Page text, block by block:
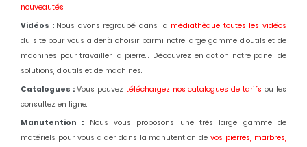
nouveautés .
Vidéos : Nous avons regroupé dans la médiathèque toutes les vidéos
du site pour vous aider à choisir parmi notre large gamme d'outils et de
machines pour travailler la pierre... Découvrez en action notre panel de
solutions, d'outils et de machines.
Catalogues : Vous pouvez téléchargez nos catalogues de tarifs ou les
consultez en ligne.
Manutention : Nous vous proposons une très large gamme de
matériels pour vous aider dans la manutention devos pierres, marbres,